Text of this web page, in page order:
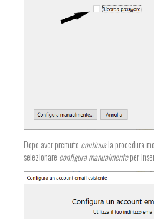
Dopo aver premuto continuala procedura
selezionare configura manualmenteper